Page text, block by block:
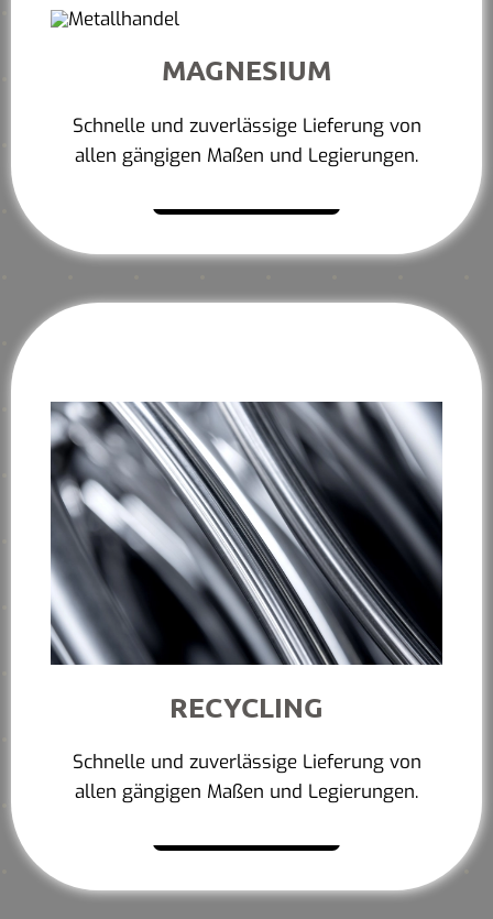
MAGNESIUM
Schnelle und zuverlässige Lieferung von
allen gängigen Maßen und Legierungen.
RECYCLING
Schnelle und zuverlässige Lieferung von
allen gängigen Maßen und Legierungen.